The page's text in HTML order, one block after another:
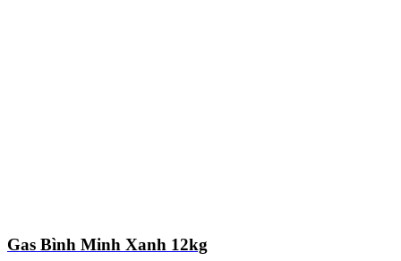
Gas Bình Minh Xanh 12kg